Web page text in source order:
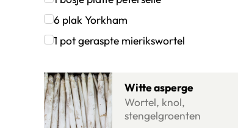
Klik om dit selectievakje aan te vinken
6 plakYorkham
Klik om dit selectievakje aan te vinken
1 potgeraspte mierikswortel
Witte asperge
Wortel, knol,
stengelgroenten
Lees meer over Witte asperge